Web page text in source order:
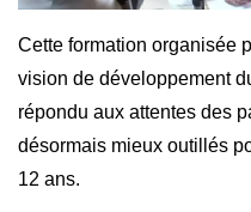
Cette formation organisée
vision de développement
répondu aux attentes des
désormais mieux outillés
12 ans.